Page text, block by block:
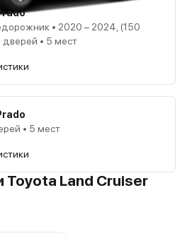
• 2020 – 2024, (150
дверей • 5 мест
• 5 мест
Toyota Land Cruiser